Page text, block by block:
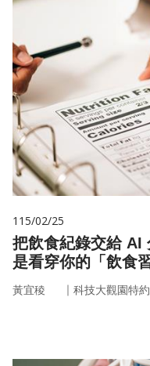
115/02/25
把飲食紀錄交給 AI
是看穿你的「飲食習
黃宜稜 ｜ 科技大觀園特